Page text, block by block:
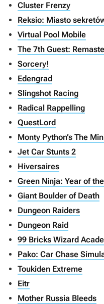
Cluster Frenzy
Reksio: Miasto
Virtual Pool Mobile
The 7th Guest:
Sorcery!
Edengrad
Slingshot Racing
Radical Rappelling
QuestLord
Monty Python’s The
Jet Car Stunts 2
Hiversaires
Green Ninja: Year of
Giant Boulder of Death
Dungeon Raiders
Dungeon Raid
99 Bricks Wizard
Pako: Car Chase
Toukiden Extreme
Eitr
Mother Russia Bleeds